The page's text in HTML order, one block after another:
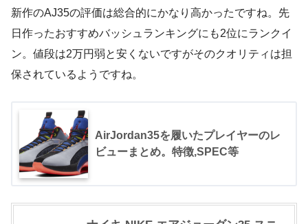
新作のAJ35の評価は総合的にかなり高かったですね。先
日作ったおすすめバッシュランキングにも2位にランクイ
ン。値段は2万円弱と安くないですがそのクオリティは担
保されているようですね。
AirJordan35を履いたプレイヤーのレ
ビューまとめ。特徴,SPEC等